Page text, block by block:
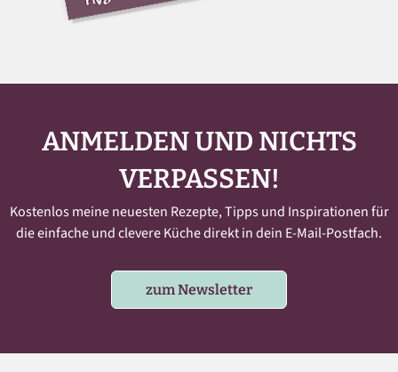
ANMELDEN UND NICHTS
VERPASSEN!
Kostenlos meine neuesten Rezepte, Tipps und Inspirationen für
die einfache und clevere Küche direkt in dein E-Mail-Postfach.
zum Newsletter